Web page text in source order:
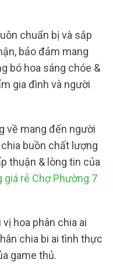
chuẩn bị và sắp
bảo đảm mang
bó hoa sáng chóe &
gia đình và người
về mang đến người
buồn chất lượng
thuận & lòng tin của
giá rẻ Chợ Phường 7
hoa phân chia ai
chia bi ai tình thực
game thủ.